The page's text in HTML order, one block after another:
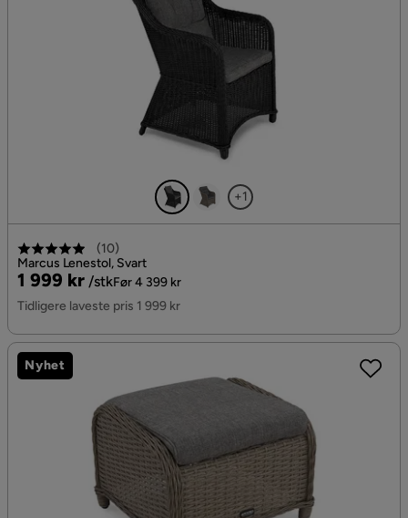
+1
(10)
Marcus Lenestol, Svart
Pris
1 999 kr /stk
Original
Pris
Før 4 399 kr
Tidligere laveste pris 1 999 kr
Nyhet